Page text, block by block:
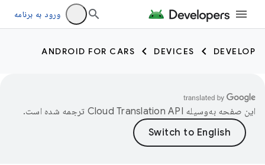
ورود به برنامه
DEVELOP
DEVICES
ANDROID FOR CARS
این صفحه به‌وسیله ترجمه شده است.